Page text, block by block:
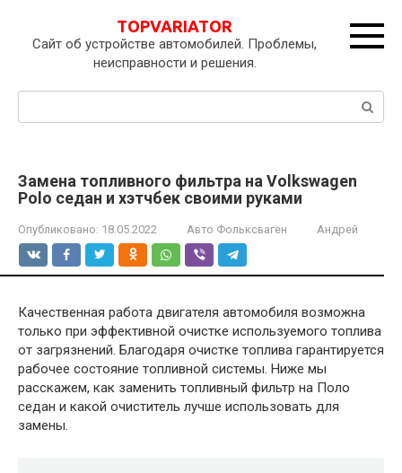
контенту
TOPVARIATOR
Сайт об устройстве автомобилей. Проблемы,
неисправности и решения.
Поиск:
Замена топливного фильтра на Volkswagen
Polo седан и хэтчбек своими руками
Опубликовано: 18.05.2022 Авто Фольксваген Андрей
Качественная работа двигателя автомобиля возможна
только при эффективной очистке используемого топлива
от загрязнений. Благодаря очистке топлива гарантируется
рабочее состояние топливной системы. Ниже мы
расскажем, как заменить топливный фильтр на Поло
седан и какой очиститель лучше использовать для
замены.